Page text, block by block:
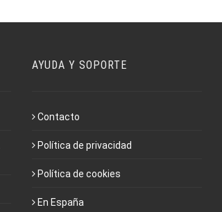
AYUDA Y SOPORTE
Contacto
Política de privacidad
Política de cookies
En España